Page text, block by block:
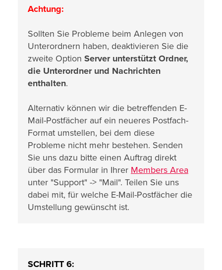
Achtung:
Sollten Sie Probleme beim Anlegen von
Unterordnern haben, deaktivieren Sie die
zweite Option Server unterstützt Ordner,
die Unterordner und Nachrichten
enthalten.
Alternativ können wir die betreffenden E-
Mail-Postfächer auf ein neueres Postfach-
Format umstellen, bei dem diese
Probleme nicht mehr bestehen. Senden
Sie uns dazu bitte einen Auftrag direkt
über das Formular in Ihrer Members Area
unter "Support" -> "Mail". Teilen Sie uns
dabei mit, für welche E-Mail-Postfächer die
Umstellung gewünscht ist.
SCHRITT 6: